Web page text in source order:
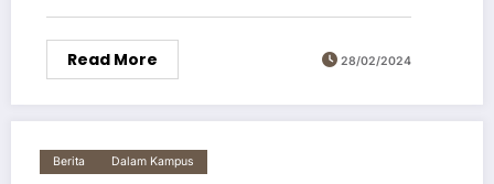
Read More 28/02/2024
Berita Dalam Kampus